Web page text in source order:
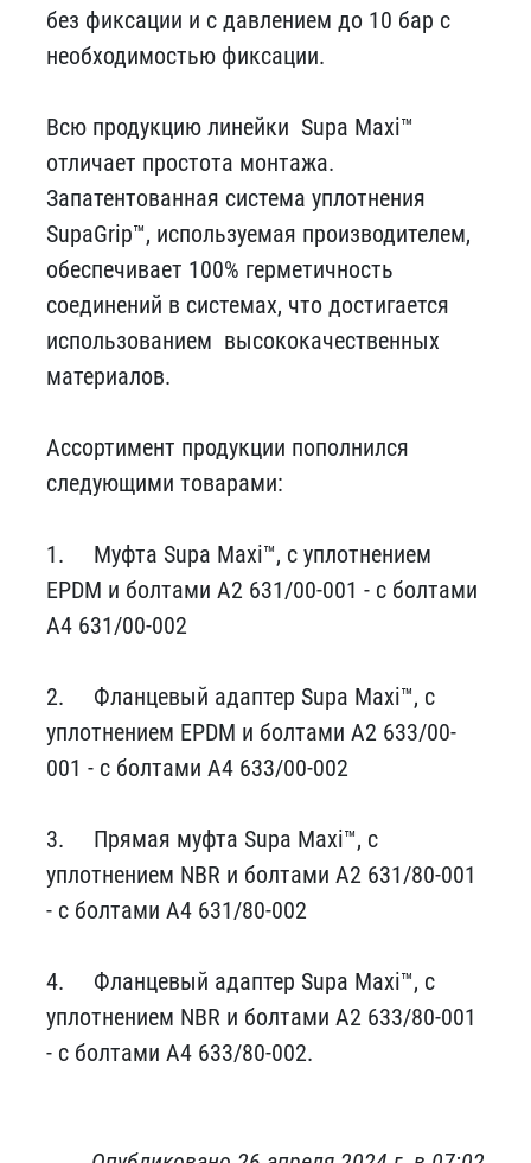
без фиксации и с давлением до 10 бар с
необходимостью фиксации.
Всю продукцию линейки Supa Maxi™
отличает простота монтажа.
Запатентованная система уплотнения
SupaGrip™, используемая производителем,
обеспечивает 100% герметичность
соединений в системах, что достигается
использованием высококачественных
материалов.
Ассортимент продукции пополнился
следующими товарами:
1.
Муфта Supa Maxi™, с уплотнением
EPDM и болтами A2 631/00-001 - с болтами
A4 631/00-002
2.
Фланцевый адаптер Supa Maxi™, с
уплотнением EPDM и болтами A2 633/00-
001 - с болтами A4 633/00-002
3.
Прямая муфта Supa Maxi™, с
уплотнением NBR и болтами A2 631/80-001
- с болтами A4 631/80-002
4.
Фланцевый адаптер Supa Maxi™, с
уплотнением NBR и болтами A2 633/80-001
- с болтами A4 633/80-002.